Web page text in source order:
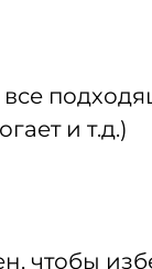
все
и т.д.)
чтобы